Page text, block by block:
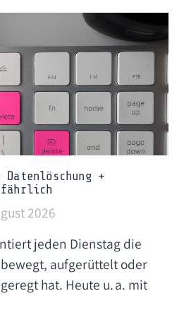
+
2026
jeden Dienstag die
aufgerüttelt oder
hat. Heute u. a. mit